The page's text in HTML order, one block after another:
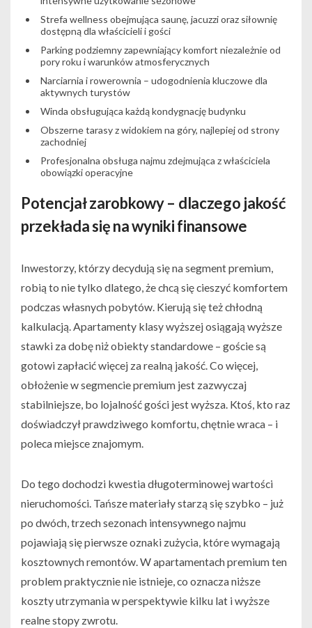
Strefa wellness obejmująca saunę, jacuzzi oraz siłownię
dostępną dla właścicieli i gości
Parking podziemny zapewniający komfort niezależnie od
pory roku i warunków atmosferycznych
Narciarnia i rowerownia – udogodnienia kluczowe dla
aktywnych turystów
Winda obsługująca każdą kondygnację budynku
Obszerne tarasy z widokiem na góry, najlepiej od strony
zachodniej
Profesjonalna obsługa najmu zdejmująca z właściciela
obowiązki operacyjne
Potencjał zarobkowy – dlaczego jakość
przekłada się na wyniki finansowe
Inwestorzy, którzy decydują się na segment premium,
robią to nie tylko dlatego, że chcą się cieszyć komfortem
podczas własnych pobytów. Kierują się też chłodną
kalkulacją. Apartamenty klasy wyższej osiągają wyższe
stawki za dobę niż obiekty standardowe – goście są
gotowi zapłacić więcej za realną jakość. Co więcej,
obłożenie w segmencie premium jest zazwyczaj
stabilniejsze, bo lojalność gości jest wyższa. Ktoś, kto raz
doświadczył prawdziwego komfortu, chętnie wraca – i
poleca miejsce znajomym.
Do tego dochodzi kwestia długoterminowej wartości
nieruchomości. Tańsze materiały starzą się szybko – już
po dwóch, trzech sezonach intensywnego najmu
pojawiają się pierwsze oznaki zużycia, które wymagają
kosztownych remontów. W apartamentach premium ten
problem praktycznie nie istnieje, co oznacza niższe
koszty utrzymania w perspektywie kilku lat i wyższe
realne stopy zwrotu.